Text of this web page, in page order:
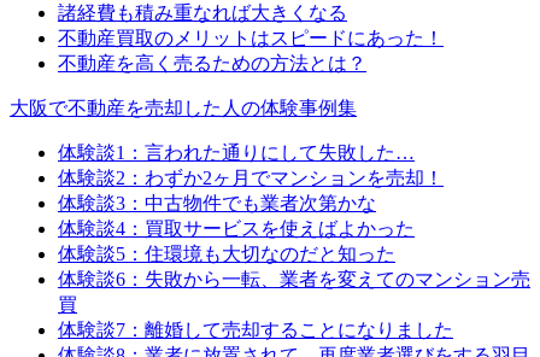
諸経費も積み重なれば大きくなる
不動産買取のメリットはスピードにあった！
不動産を高く売るための方法とは？
大阪で不動産を売却した人の体験事例集
体験談1：言われた通りにして失敗した…
体験談2：わずか2ヶ月でマンションを売却！
体験談3：中古物件でも業者次第かな
体験談4：買取サービスを使えばよかった
体験談5：住環境も大切なのだと知った
体験談6：失敗から一転、業者を変えてのマンション売
買
体験談7：離婚して売却することになりました